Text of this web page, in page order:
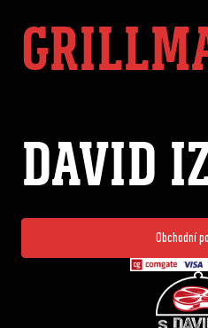
DAVID
Obchodní